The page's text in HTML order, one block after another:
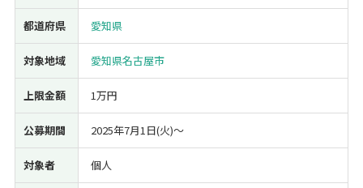
人材採用・雇用
人材育成・福利厚生
特許・知的財産
起業・創業
事業承継
環境・省エネ
テレワーク
受付中のみ
都道府県 愛知県
対象地域 愛知県名古屋市
上限金額 1万円
公募期間 2025年7月1日(火)〜
対象者 個人